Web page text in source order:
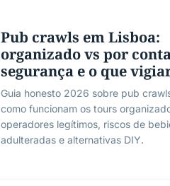
Pub crawls em Lisboa:
organizado vs por
segurança e o que
Guia honesto 2026 sobre pub
como funcionam os tours
operadores legítimos, riscos de
adulteradas e alternativas DIY.